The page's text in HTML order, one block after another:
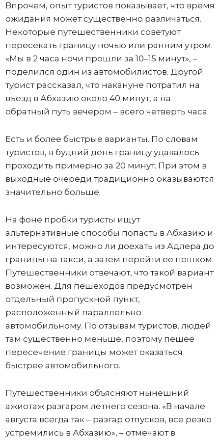
Впрочем, опыт туристов показывает, что время
ожидания может существенно различаться.
Некоторые путешественники советуют
пересекать границу ночью или ранним утром.
«Мы в 2 часа ночи прошли за 10–15 минут», –
поделился один из автомобилистов. Другой
турист рассказал, что накануне потратил на
въезд в Абхазию около 40 минут, а на
обратный путь вечером – всего четверть часа.
Есть и более быстрые варианты. По словам
туристов, в будний день границу удавалось
проходить примерно за 20 минут. При этом в
выходные очереди традиционно оказываются
значительно больше.
На фоне пробки туристы ищут
альтернативные способы попасть в Абхазию и
интересуются, можно ли доехать из Адлера до
границы на такси, а затем перейти ее пешком.
Путешественники отвечают, что такой вариант
возможен. Для пешеходов предусмотрен
отдельный пропускной пункт,
расположенный параллельно
автомобильному. По отзывам туристов, людей
там существенно меньше, поэтому пешее
пересечение границы может оказаться
быстрее автомобильного.
Путешественники объясняют нынешний
ажиотаж разгаром летнего сезона. «В начале
августа всегда так – разгар отпусков, все резко
устремились в Абхазию», – отмечают в